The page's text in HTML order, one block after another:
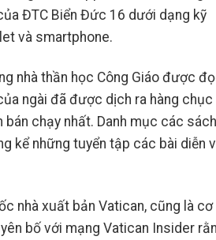
ĐTC Biển Đức 16 dưới dạng kỹ
và smartphone.
nhà thần học Công Giáo được
ngài đã được dịch ra hàng chục
chạy nhất. Danh mục các sách
kể những tuyển tập các bài diễn
nhà xuất bản Vatican, cũng là
bố với mạng Vatican Insider